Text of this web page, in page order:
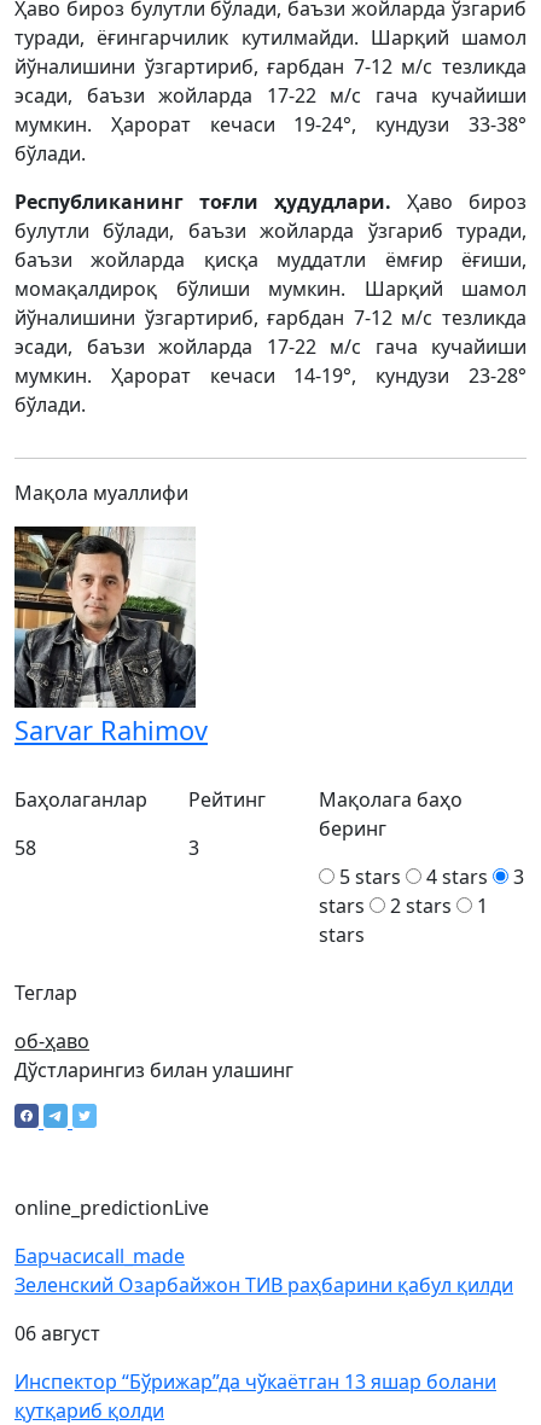
Ҳаво бироз булутли бўлади, баъзи жойларда ўзгариб
туради, ёғингарчилик кутилмайди. Шарқий шамол
йўналишини ўзгартириб, ғарбдан 7-12 м/с тезликда
эсади, баъзи жойларда 17-22 м/с гача кучайиши
мумкин. Ҳарорат кечаси 19-24°, кундузи 33-38°
бўлади.
Республиканинг тоғли ҳудудлари. Ҳаво бироз
булутли бўлади, баъзи жойларда ўзгариб туради,
баъзи жойларда қисқа муддатли ёмғир ёғиши,
момақалдироқ бўлиши мумкин. Шарқий шамол
йўналишини ўзгартириб, ғарбдан 7-12 м/с тезликда
эсади, баъзи жойларда 17-22 м/с гача кучайиши
мумкин. Ҳарорат кечаси 14-19°, кундузи 23-28°
бўлади.
Мақола муаллифи
Sarvar Rahimov
Теглар
об-ҳаво
Баҳолаганлар
58
Рейтинг
3
Мақолага баҳо
беринг
5 stars
4 stars
3
stars
2 stars
1
stars
Дўстларингиз билан улашинг
online_predictionLive
Барчасиcall_made
Зеленский Озарбайжон ТИВ раҳбарини қабул қилди
06 август
Инспектор “Бўрижар”да чўкаётган 13 яшар болани
қутқариб қолди